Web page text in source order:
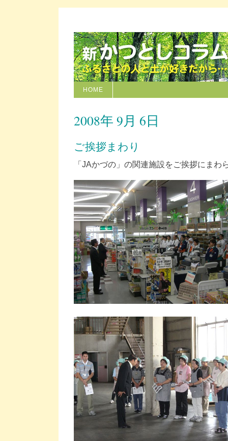
HOME
2008年 9月 6日
ご挨拶まわり
「JAかづの」の関連施設をご挨拶にまわ